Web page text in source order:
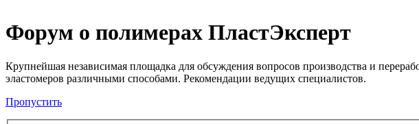
Форум о полимерах ПластЭксперт
Крупнейшая независимая площадка для обсуждения вопросов производства и
эластомеров различными способами. Рекомендации ведущих специалистов.
Пропустить